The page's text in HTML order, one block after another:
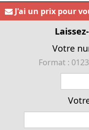
« Piano à queue
J'ai un prix pour
Votre
Format :